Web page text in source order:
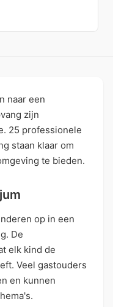
naar een
zijn
25 professionele
staan klaar om
te bieden.
op in een
De
elk kind de
Veel gastouders
en kunnen